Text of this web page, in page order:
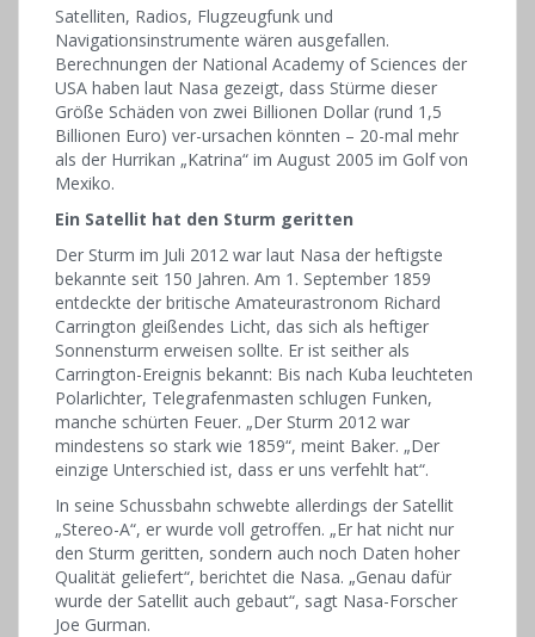
Satelliten, Radios, Flugzeugfunk und
Navigationsinstrumente wären ausgefallen.
Berechnungen der National Academy of Sciences der
USA haben laut Nasa gezeigt, dass Stürme dieser
Größe Schäden von zwei Billionen Dollar (rund 1,5
Billionen Euro) ver-ursachen könnten – 20-mal mehr
als der Hurrikan „Katrina“ im August 2005 im Golf von
Mexiko.
Ein Satellit hat den Sturm geritten
Der Sturm im Juli 2012 war laut Nasa der heftigste
bekannte seit 150 Jahren. Am 1. September 1859
entdeckte der britische Amateurastronom Richard
Carrington gleißendes Licht, das sich als heftiger
Sonnensturm erweisen sollte. Er ist seither als
Carrington-Ereignis bekannt: Bis nach Kuba leuchteten
Polarlichter, Telegrafenmasten schlugen Funken,
manche schürten Feuer. „Der Sturm 2012 war
mindestens so stark wie 1859“, meint Baker. „Der
einzige Unterschied ist, dass er uns verfehlt hat“.
In seine Schussbahn schwebte allerdings der Satellit
„Stereo-A“, er wurde voll getroffen. „Er hat nicht nur
den Sturm geritten, sondern auch noch Daten hoher
Qualität geliefert“, berichtet die Nasa. „Genau dafür
wurde der Satellit auch gebaut“, sagt Nasa-Forscher
Joe Gurman.